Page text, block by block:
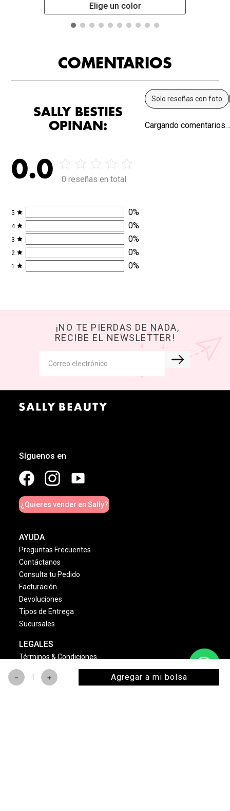
＋
－ Agregar a mi bolsa
Elige un color
COMENTARIOS
SALLY BESTIES
OPINAN:
0.0 0 reseñas en total
5 0%
4 0%
3 0%
2 0%
1 0%
Solo reseñas con foto
Cargando
¡NO TE PIERDAS DE NADA,
RECIBE EL NEWSLETTER!
Síguenos en
¿Quieres vender en Sally?
AYUDA
Preguntas Frecuentes
Contáctanos
Consulta tu Pedido
Facturación
Devoluciones
Tipos de Entrega
Sucursales
LEGALES
Términos & Condiciones
Aviso de Privacidad
Política Cambios & Devoluciones